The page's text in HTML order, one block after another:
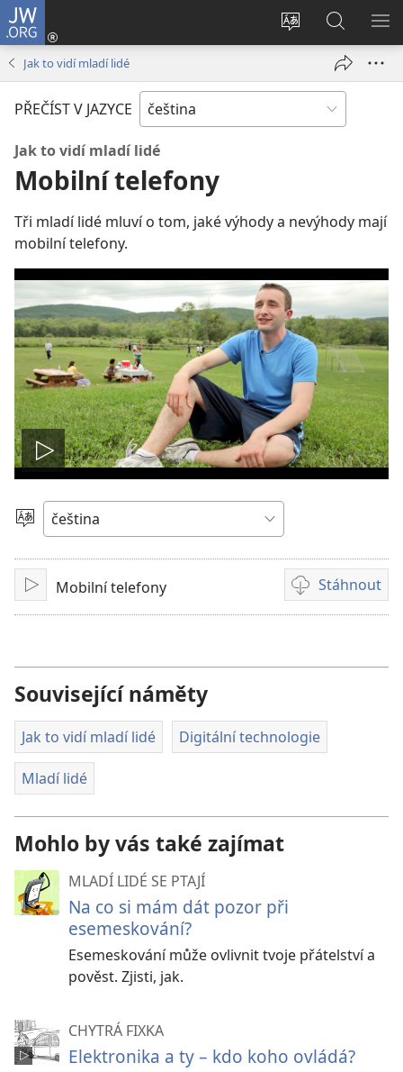
JW.ORG
Změnit
stránek
Přihlásit
se
okno)
Hledat
na
JW.ORG
Jak to vidí mladí lidé
PŘEČÍST V JAZYCE
Jak to vidí mladí lidé
Mobilní telefony
Tři mladí lidé mluví o tom, jaké výhody a nevýhody mají
mobilní telefony.
Přehrát
video
Vyberte
jazyk
PřehrátMobilní telefony Stáhnout
Formáty
videonahrávek
Související náměty
Jak to vidí mladí lidé Digitální technologie
Mladí lidé
Mohlo by vás také zajímat
MLADÍ LIDÉ SE PTAJÍ
Na co si mám dát pozor při
esemeskování?
Esemeskování může ovlivnit tvoje přátelství a
pověst. Zjisti, jak.
CHYTRÁ FIXKA
Elektronika a ty – kdo koho ovládá?